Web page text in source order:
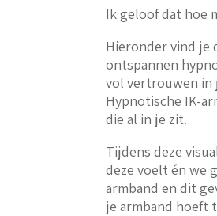
Ik geloof dat hoe
Hieronder vind je
ontspannen
vol vertrouwen in
Hypnotische IK-
die al in je zit.
Tijdens deze
deze voelt én we
armband en dit
je armband hoeft